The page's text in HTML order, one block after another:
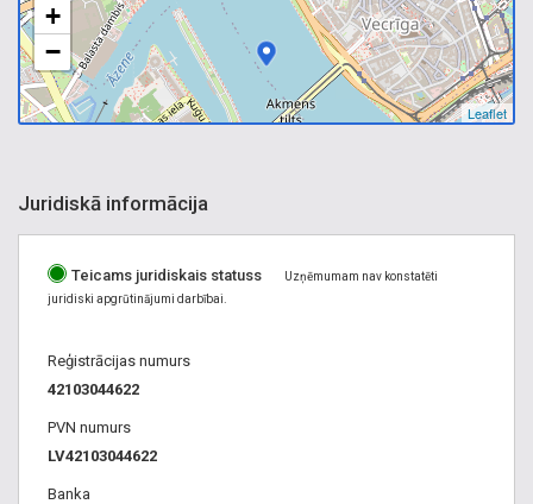
+
−
Leaflet
Juridiskā informācija
Teicams juridiskais statuss
Uzņēmumam nav konstatēti
juridiski apgrūtinājumi darbībai.
Reģistrācijas numurs
42103044622
PVN numurs
LV42103044622
Banka